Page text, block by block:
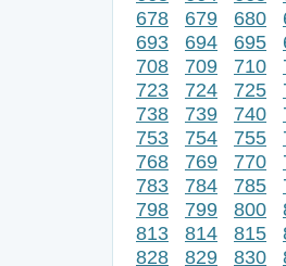
678
679 680
693
694 695
708
709 710
723
724 725
738
739 740
753
754 755
768
769 770
783
784 785
798
799 800
813
814 815
828
829 830